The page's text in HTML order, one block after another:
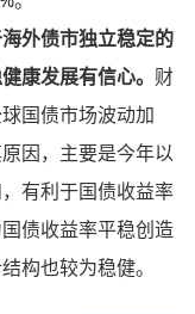
外债市独立稳定的
康发展有信心。 财
国债市场波动加
因，主要是今年以
有利于国债收益率
债收益率平稳创造
构也较为稳健。